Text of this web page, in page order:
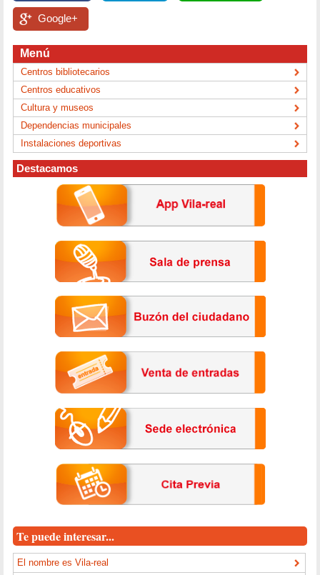
Google+
Menú
Centros bibliotecarios
Centros educativos
Cultura y museos
Dependencias municipales
Instalaciones deportivas
Destacamos
Te puede interesar...
El nombre es Vila-real